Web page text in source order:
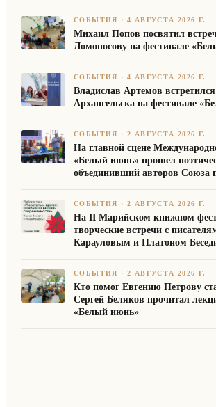
СОБЫТИЯ ·4 АВГУСТА 2026 Г.
Михаил Попов посвятил
Ломоносову на фестивале
СОБЫТИЯ ·4 АВГУСТА 2026 Г.
Владислав Артемов
Архангельска на фестивале
СОБЫТИЯ ·2 АВГУСТА 2026 Г.
На главной сцене
«Белый июнь» прошел
объединивший авторов Союза
СОБЫТИЯ ·2 АВГУСТА 2026 Г.
На II Марийском книжном
творческие встречи с
Карауловым и Платоном
СОБЫТИЯ ·2 АВГУСТА 2026 Г.
Кто помог Евгению Петрову
Сергей Беляков прочитал
«Белый июнь»